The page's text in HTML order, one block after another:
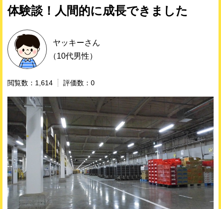
体験談！人間的に成長できました
ヤッキーさん
（10代男性）
1,614 0